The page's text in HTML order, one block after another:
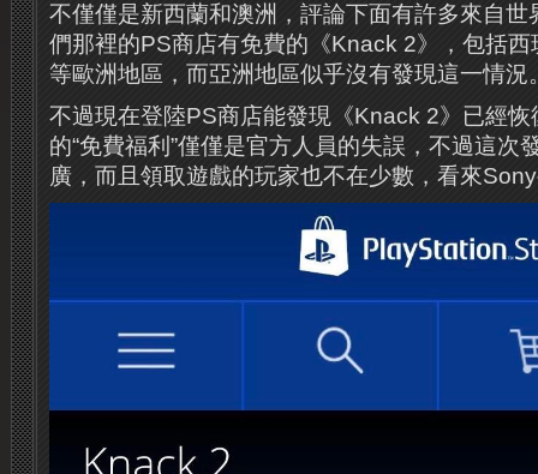
不僅僅是新西蘭和澳洲，評論下面有許多來自世
們那裡的PS商店有免費的《Knack 2》，包括
等歐洲地區，而亞洲地區似乎沒有發現這一情況
不過現在登陸PS商店能發現《Knack 2》已經
的“免費福利”僅僅是官方人員的失誤，不過這次
廣，而且領取遊戲的玩家也不在少數，看來